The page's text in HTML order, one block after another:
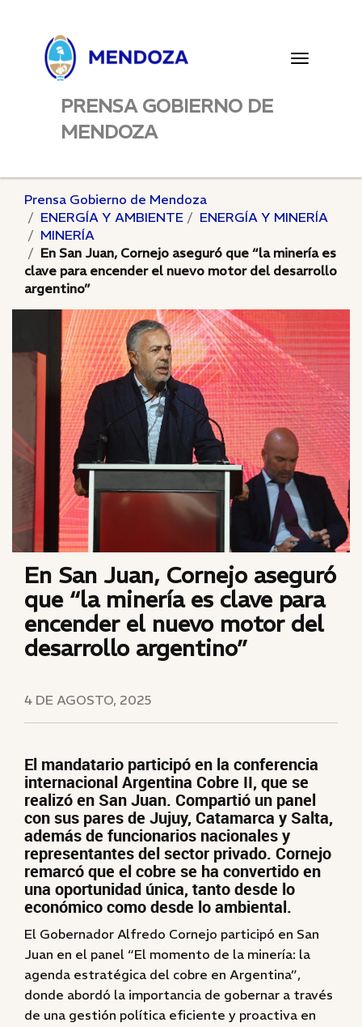
Toggle
PRENSA GOBIERNO DE
MENDOZA
Prensa Gobierno de Mendoza
ENERGÍA Y AMBIENTE
ENERGÍA Y MINERÍA
MINERÍA
En San Juan, Cornejo aseguró que “la minería es
clave para encender el nuevo motor del desarrollo
argentino”
En San Juan, Cornejo aseguró
que “la minería es clave para
encender el nuevo motor del
desarrollo argentino”
4 DE AGOSTO, 2025
El mandatario participó en la conferencia
internacional Argentina Cobre II, que se
realizó en San Juan. Compartió un panel
con sus pares de Jujuy, Catamarca y Salta,
además de funcionarios nacionales y
representantes del sector privado. Cornejo
remarcó que el cobre se ha convertido en
una oportunidad única, tanto desde lo
económico como desde lo ambiental.
El Gobernador Alfredo Cornejo participó en San
Juan en el panel “El momento de la minería: la
agenda estratégica del cobre en Argentina”,
donde abordó la importancia de gobernar a través
de una gestión política eficiente y proactiva en